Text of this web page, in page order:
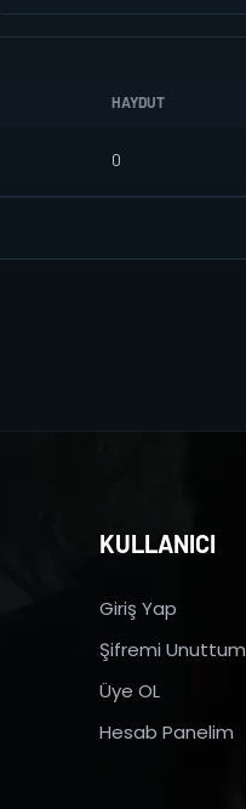
HAYDUT
0
KULLANICI
Giriş Yap
Şifremi Unuttum
Üye OL
Hesab Panelim